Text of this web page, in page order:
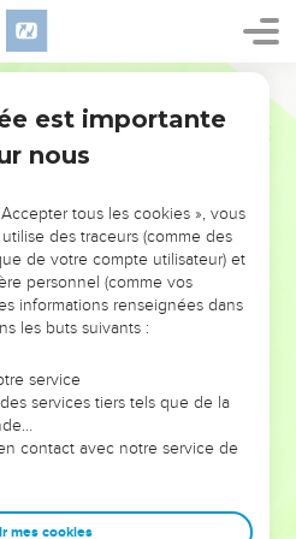
L’ÉVÉNEMENT
!
VOUS ÉVITER LES
?
voit moins les doutes, les erreurs
traversés, alors même que ce
les ont façonnés.
entrepreneurs, et responsables
de sagesse afin que leurs erreurs
est importante
nous
tous les cookies », vous
des traceurs (comme des
de votre compte utilisateur) et
personnel (comme vos
informations renseignées dans
les buts suivants :
service
services tiers tels que de la
contact avec notre service de
mes cookies